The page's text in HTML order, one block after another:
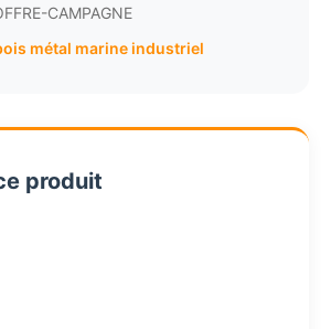
CAMPAGNE
métal marine industriel
produit